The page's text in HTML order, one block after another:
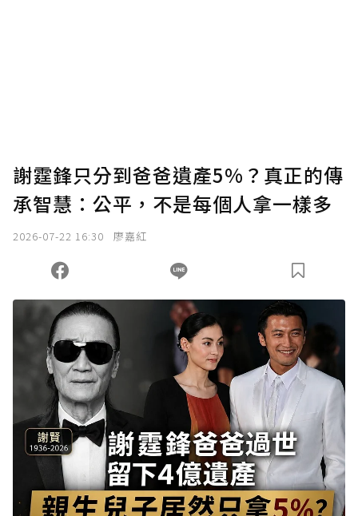
謝霆鋒只分到爸爸遺產5%？真正的傳
承智慧：公平，不是每個人拿一樣多
2026-07-22 16:30 廖嘉紅